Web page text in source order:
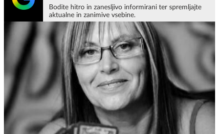
Bodite hitro in zanesljivo informirani ter spremljajte
aktualne in zanimive vsebine.